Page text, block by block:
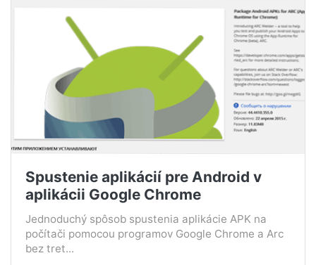
Spustenie aplikácií pre Android v
aplikácii Google Chrome
Jednoduchý spôsob spustenia aplikácie APK na
počítači pomocou programov Google Chrome a Arc
bez tret...